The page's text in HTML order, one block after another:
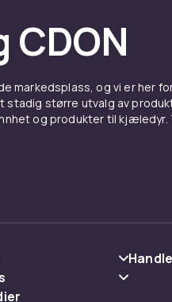
CDON
markedsplass, og vi er her
stadig større utvalg av
og produkter til